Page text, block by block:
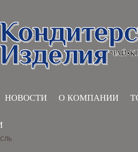
НОВОСТИ О КОМПАНИИ